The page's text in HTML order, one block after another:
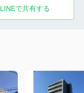
LINEで共有する